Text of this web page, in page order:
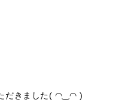
だきました( ◠‿◠ )